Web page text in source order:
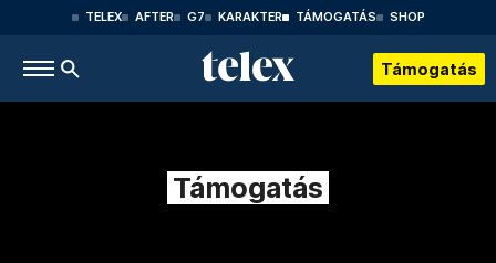
TELEX AFTER G7 KARAKTER TÁMOGATÁS SHOP
Támogatás
Támogatás